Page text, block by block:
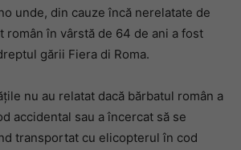
unde, din cauze încă nerelatate de
român în vârstă de 64 de ani a fost
gării Fiera di Roma.
nu au relatat dacă bărbatul român a
accidental sau a încercat să se
transportat cu elicopterul în cod